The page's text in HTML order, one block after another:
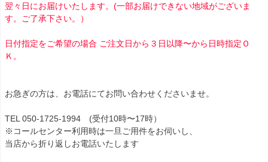
翌々日にお届けいたします。(一部お届けできない地域がございま
す。ご了承下さい。）
日付指定をご希望の場合 ご注文日から３日以降〜から日時指定Ｏ
Ｋ。
お急ぎの方は、お電話にてお問い合わせくださいませ。
TEL 050-1725-1994 (受付10時〜17時）
※コールセンター利用時は一旦ご用件をお伺いし、
当店から折り返しお電話いたします